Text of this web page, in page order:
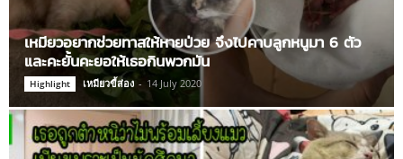
เหมียวอยากช่วยทาสให้หายป่วย จึงไปคาบลูกหนูมา 6 ตัว
และคะยั้นคะยอให้เธอกินพวกมัน
Highlight เหมียวขี้ส่อง - 14 July 2020